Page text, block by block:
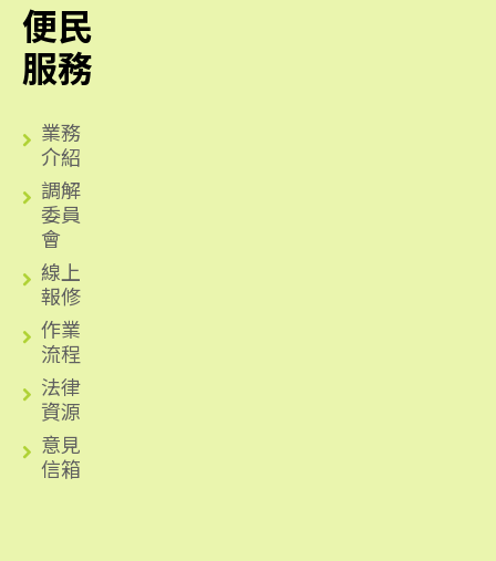
便民
服務
業務
介紹
調解
委員
會
線上
報修
作業
流程
法律
資源
意見
信箱